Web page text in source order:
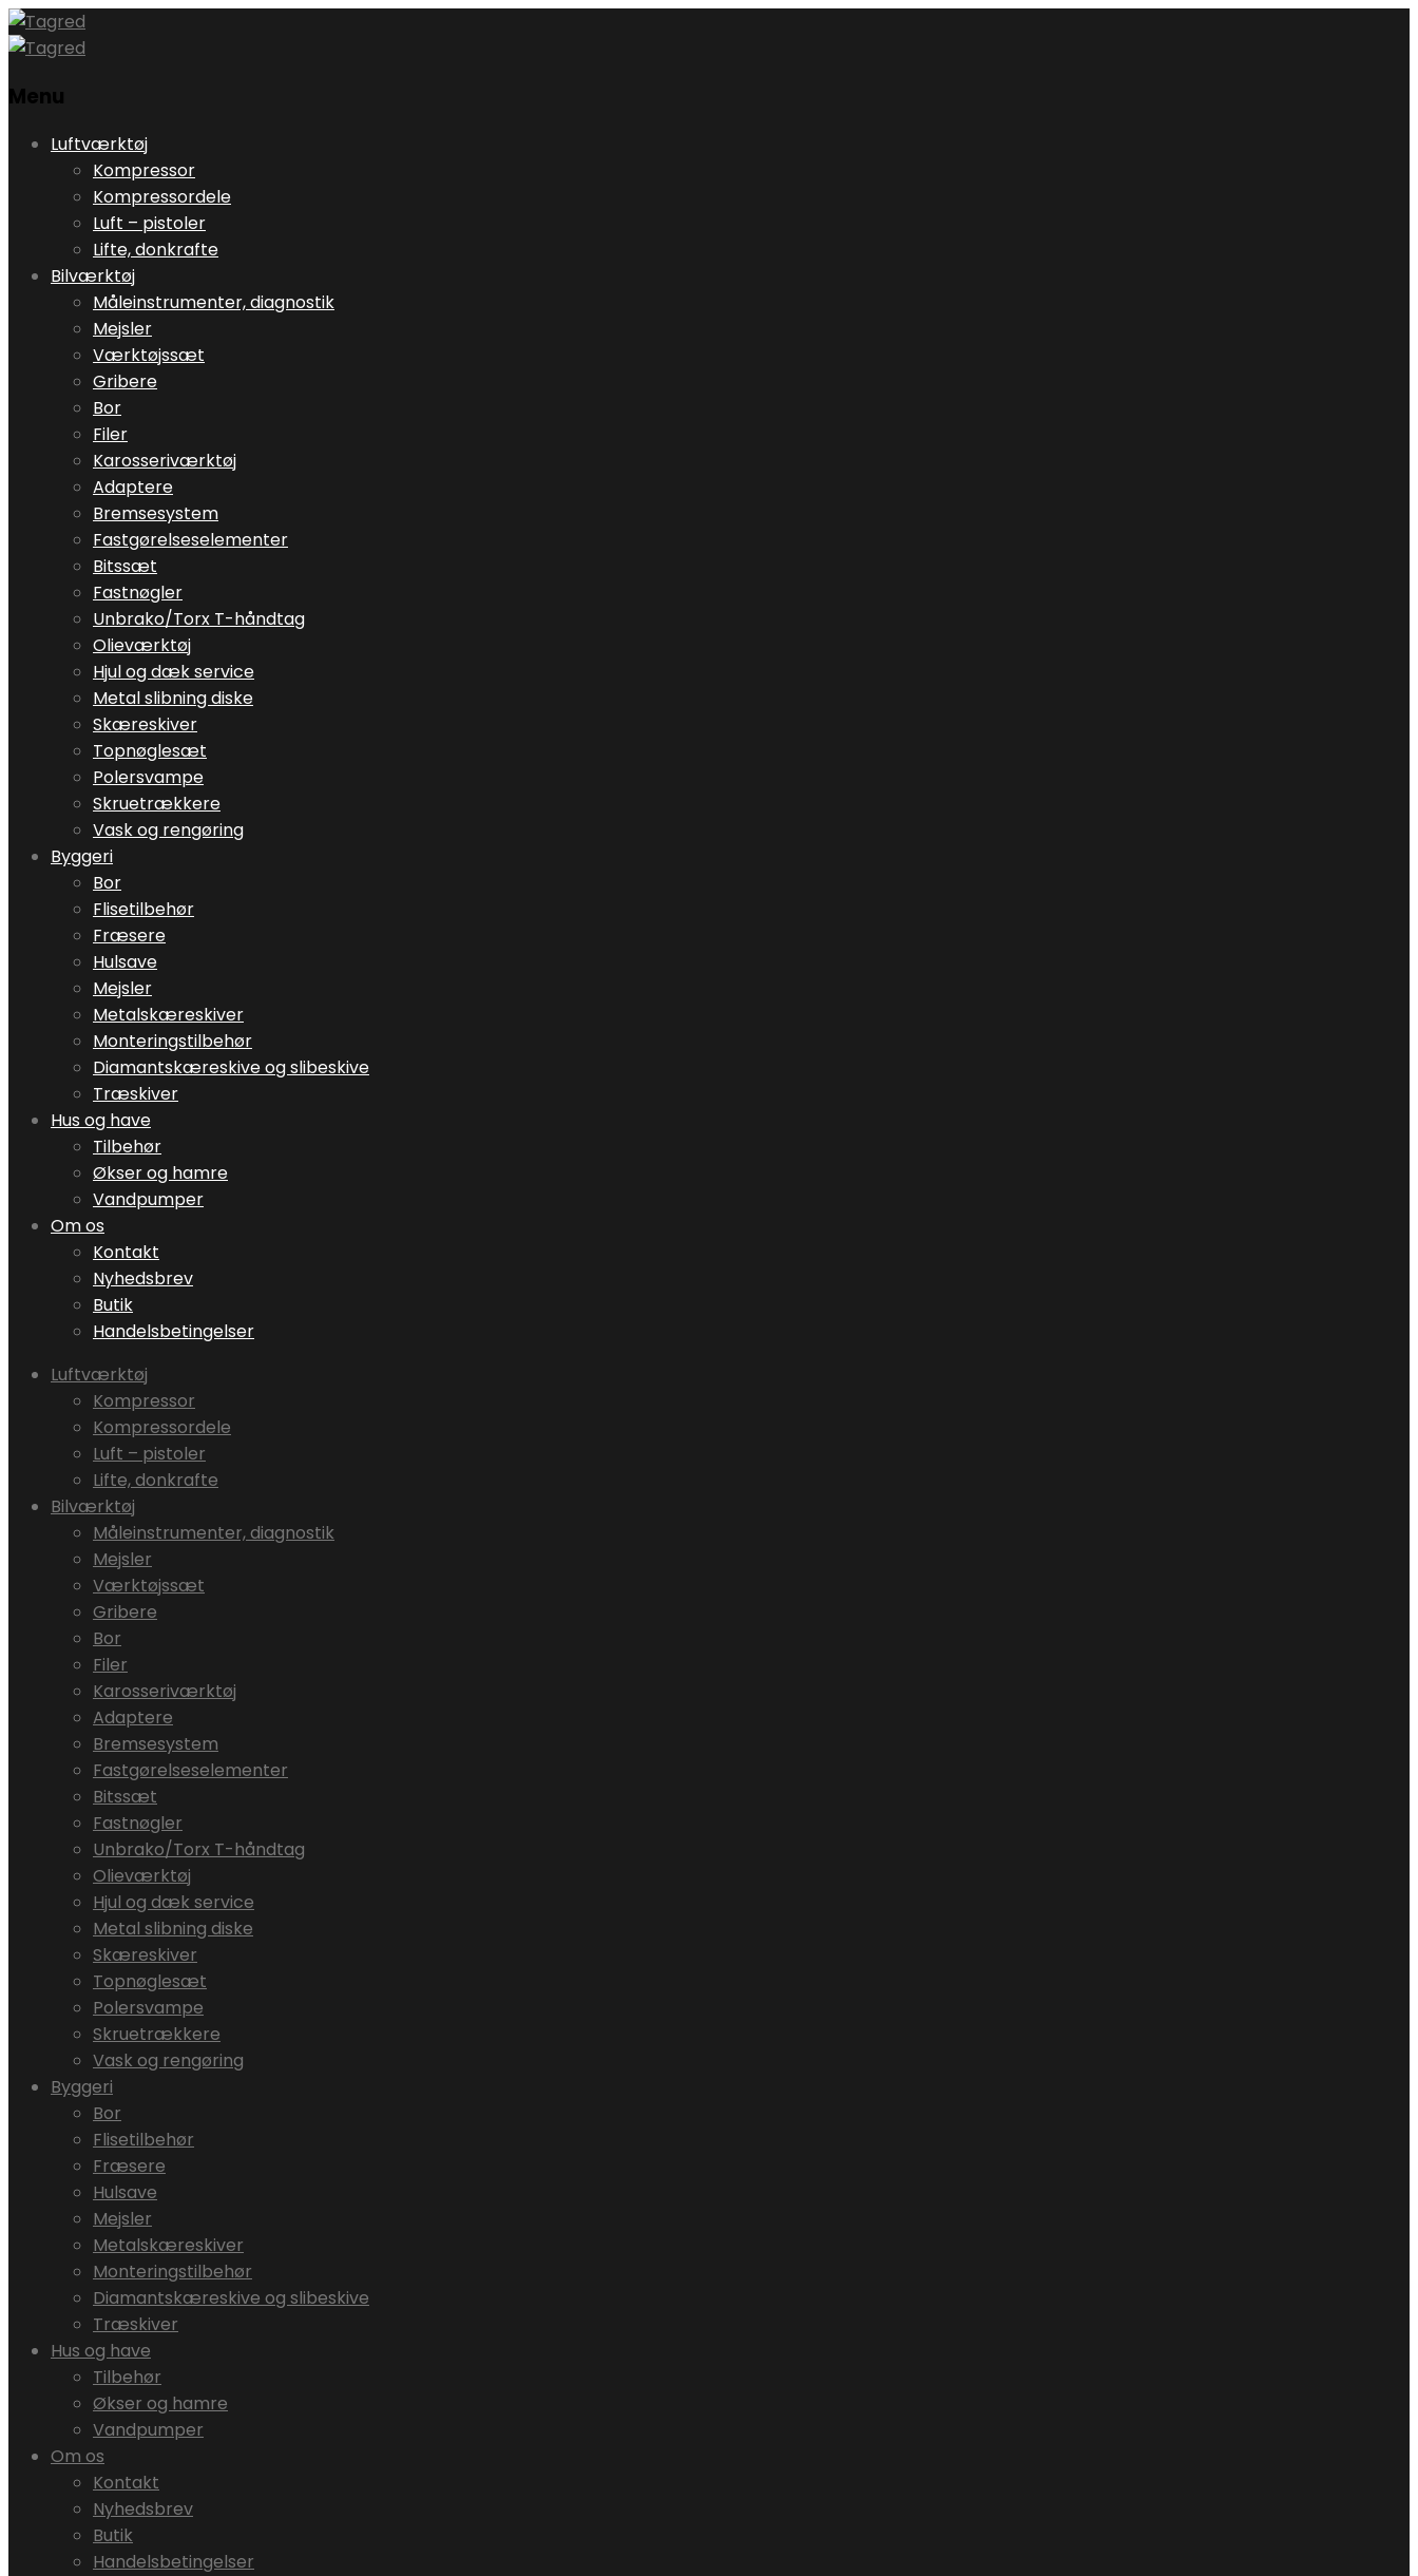
Menu
Skip
content
Luftværktøj
Kompressor
Kompressordele
Luft – pistoler
Lifte, donkrafte
Bilværktøj
Måleinstrumenter, diagnostik
Mejsler
Værktøjssæt
Gribere
Bor
Filer
Karosseriværktøj
Adaptere
Bremsesystem
Fastgørelseselementer
Bitssæt
Fastnøgler
Unbrako/Torx T-håndtag
Olieværktøj
Hjul og dæk service
Metal slibning diske
Skæreskiver
Topnøglesæt
Polersvampe
Skruetrækkere
Vask og rengøring
Byggeri
Bor
Flisetilbehør
Fræsere
Hulsave
Mejsler
Metalskæreskiver
Monteringstilbehør
Diamantskæreskive og slibeskive
Træskiver
Hus og have
Tilbehør
Økser og hamre
Vandpumper
Om os
Kontakt
Nyhedsbrev
Butik
Handelsbetingelser
Luftværktøj
Kompressor
Kompressordele
Luft – pistoler
Lifte, donkrafte
Bilværktøj
Måleinstrumenter, diagnostik
Mejsler
Værktøjssæt
Gribere
Bor
Filer
Karosseriværktøj
Adaptere
Bremsesystem
Fastgørelseselementer
Bitssæt
Fastnøgler
Unbrako/Torx T-håndtag
Olieværktøj
Hjul og dæk service
Metal slibning diske
Skæreskiver
Topnøglesæt
Polersvampe
Skruetrækkere
Vask og rengøring
Byggeri
Bor
Flisetilbehør
Fræsere
Hulsave
Mejsler
Metalskæreskiver
Monteringstilbehør
Diamantskæreskive og slibeskive
Træskiver
Hus og have
Tilbehør
Økser og hamre
Vandpumper
Om os
Kontakt
Nyhedsbrev
Butik
Handelsbetingelser